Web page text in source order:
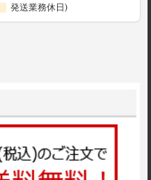
発送業務休日)